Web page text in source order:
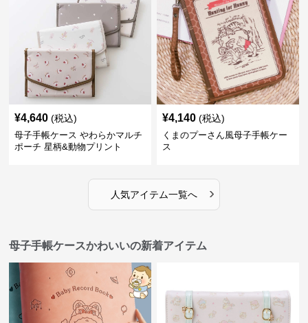
¥4,640 (税込)
母子手帳ケース やわらかマルチ
ポーチ 星柄&動物プリント
¥4,140 (税込)
くまのプーさん風母子手帳ケー
ス
人気アイテム一覧へ ›
母子手帳ケースかわいいの新着アイテム